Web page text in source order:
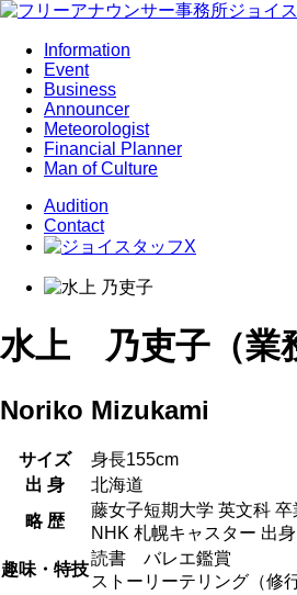
Information
Event
Business
Announcer
Meteorologist
Financial Planner
Man of Culture
Audition
Contact
水上 乃吏子（業
Noriko Mizukami
サイズ
身長155cm
出 身
北海道
略 歴
藤女子短期大学 英文科 卒
NHK 札幌キャスター 出身
趣味・特技
読書 バレエ鑑賞
ストーリーテリング（修